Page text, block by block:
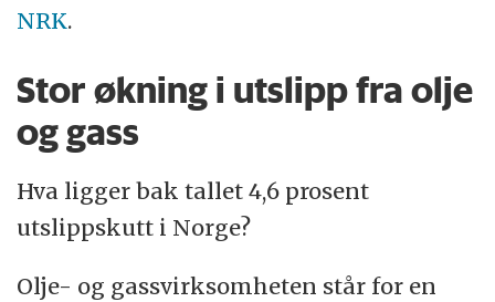
NRK.
Stor økning i utslipp fra olje
og gass
Hva ligger bak tallet 4,6 prosent
utslippskutt i Norge?
Olje- og gassvirksomheten står for en